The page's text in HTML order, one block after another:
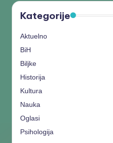
Kategorije
Aktuelno
BiH
Biljke
Historija
Kultura
Nauka
Oglasi
Psihologija